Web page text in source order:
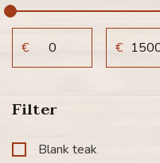
€ €
Filter
Blank teak